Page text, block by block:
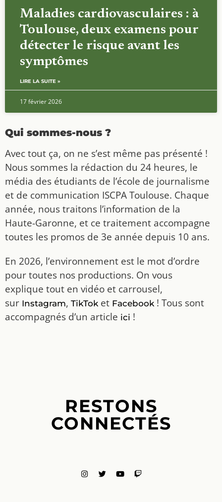
Maladies cardiovasculaires : à
Toulouse, deux examens pour
détecter le risque avant les
symptômes
LIRE LA SUITE »
17 février 2026
Qui sommes-nous ?
Avec tout ça, on ne s’est même pas présenté !
Nous sommes la rédaction du 24 heures, le
média des étudiants de l’école de journalisme
et de communication ISCPA Toulouse. Chaque
année, nous traitons l’information de la
Haute-Garonne, et ce traitement accompagne
toutes les promos de 3e année depuis 10 ans.
En 2026, l’environnement est le mot d’ordre
pour toutes nos productions. On vous
explique tout en vidéo et carrousel,
sur Instagram, TikToket Facebook! Tous sont
accompagnés d’un article ici !
RESTONS
CONNECTÉS